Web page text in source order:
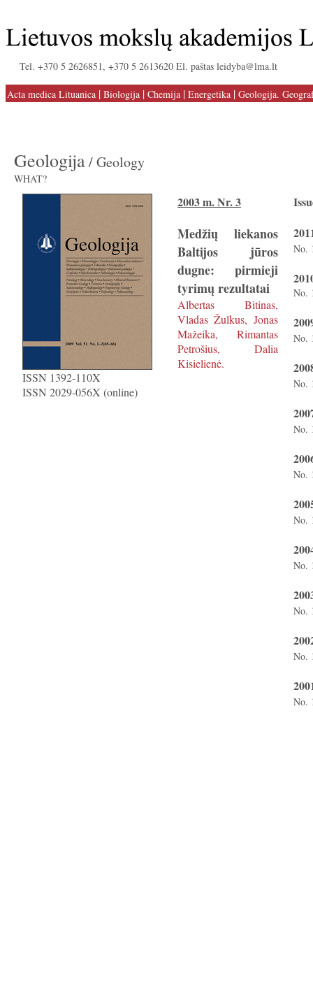
Tel. +370 5 2626851, +370 5 2613620 El. paštas leidyba@lma.lt
Acta medica Lituanica | Biologija | Chemija | Energetika | Geologija.
Geologija/ Geology
WHAT?
ISSN 1392-110X
ISSN 2029-056X (online)
2003 m. Nr. 3
Medžių liekanos
Baltijos jūros
dugne: pirmieji
tyrimų rezultatai
Albertas Bitinas,
Vladas Žulkus, Jonas
Mažeika, Rimantas
Petrošius, Dalia
Kisielienė.
No.
No.
No.
No.
No.
No.
No.
No.
No.
No.
No.